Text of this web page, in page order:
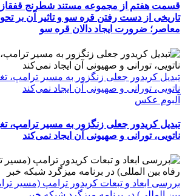
قسمت هفتم از مجموعه مستند شطرنج
تاریخی از دست رفتن قره سو و تاثیر آن بر
معاصر؛ ضرورت ایجاد دالان قره سو
تبدیل کریدور جعلی زنگزور به مسیر ترامپ،
ناتویی، تورانی و صهیونی آن ایجاد نمی‌کند
آلبوم عکس
تبدیل کریدور جعلی زنگزور به مسیر ترامپ،
ناتویی، تورانی و صهیونی آن ایجاد نمی‌کند
بررسی ابعاد و تبعات کریدور ترامپ (مسیر